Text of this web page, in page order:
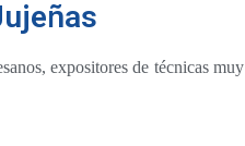
expositores de técnicas muy